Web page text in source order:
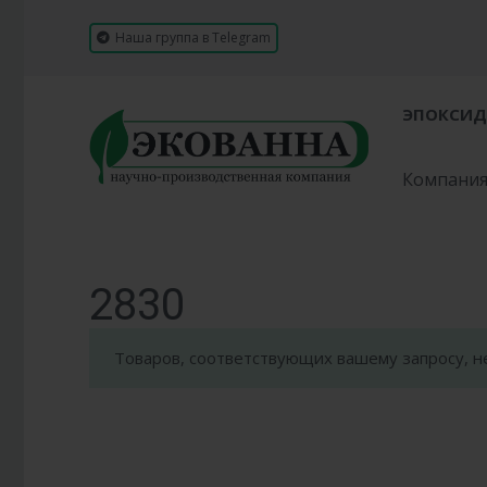
Наша группа в Telegram
Компания
2830
Товаров, соответствующих вашему запросу,